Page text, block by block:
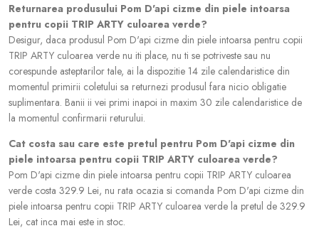
Returnarea produsului Pom D'api cizme din piele intoarsa
pentru copii TRIP ARTY culoarea verde?
Desigur, daca produsul Pom D'api cizme din piele intoarsa pentru copii
TRIP ARTY culoarea verde nu iti place, nu ti se potriveste sau nu
corespunde asteptarilor tale, ai la dispozitie 14 zile calendaristice din
momentul primirii coletului sa returnezi produsul fara nicio obligatie
suplimentara. Banii ii vei primi inapoi in maxim 30 zile calendaristice de
la momentul confirmarii returului.
Cat costa sau care este pretul pentru Pom D'api cizme din
piele intoarsa pentru copii TRIP ARTY culoarea verde?
Pom D'api cizme din piele intoarsa pentru copii TRIP ARTY culoarea
verde costa 329.9 Lei, nu rata ocazia si comanda Pom D'api cizme din
piele intoarsa pentru copii TRIP ARTY culoarea verde la pretul de 329.9
Lei, cat inca mai este in stoc.